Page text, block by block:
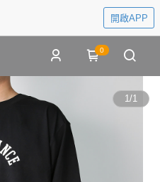
開啟APP
0
1/1